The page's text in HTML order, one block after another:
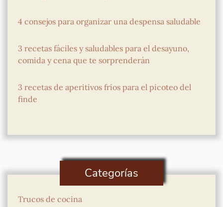
4 consejos para organizar una despensa saludable
3 recetas fáciles y saludables para el desayuno,
comida y cena que te sorprenderán
3 recetas de aperitivos fríos para el picoteo del
finde
Categorías
Trucos de cocina